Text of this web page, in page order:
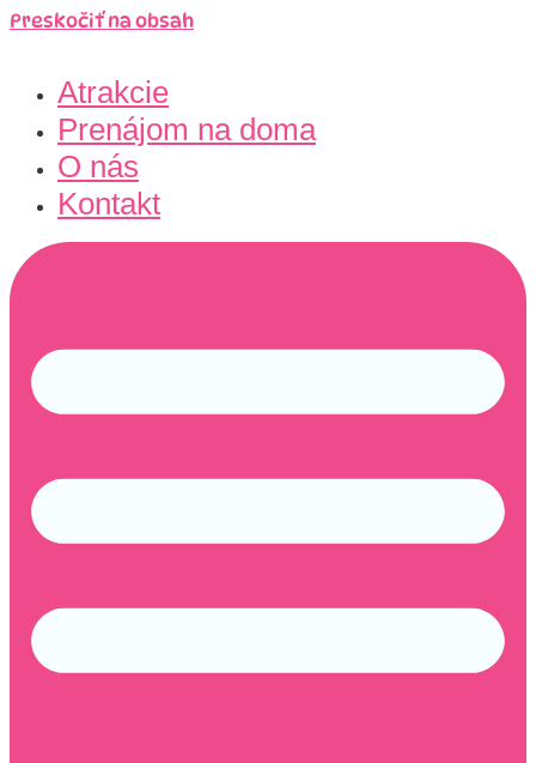
Preskočiť na obsah
Atrakcie
Prenájom na doma
O nás
Kontakt